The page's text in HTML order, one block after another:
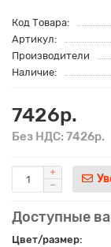
Код Товара:
Артикул:
Производители
Наличие:
7426р.
Без НДС: 7426р.
Доступные
Цвет/размер: